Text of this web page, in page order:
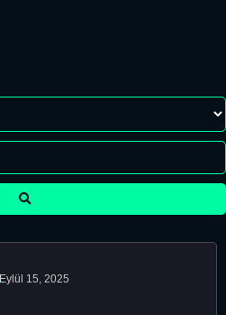
Eylül 15, 2025